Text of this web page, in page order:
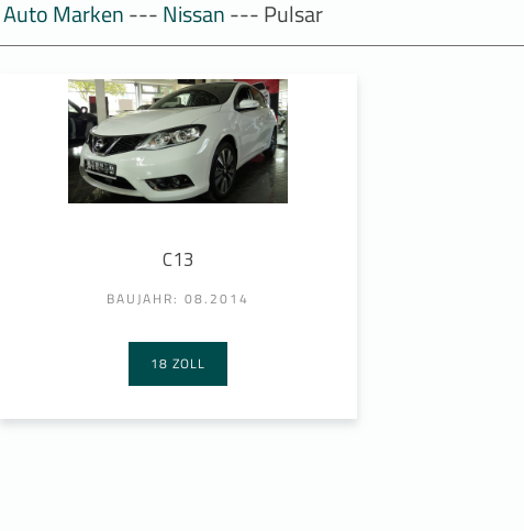
Auto Marken---Nissan--- Pulsar
C13
BAUJAHR: 08.2014
18 ZOLL